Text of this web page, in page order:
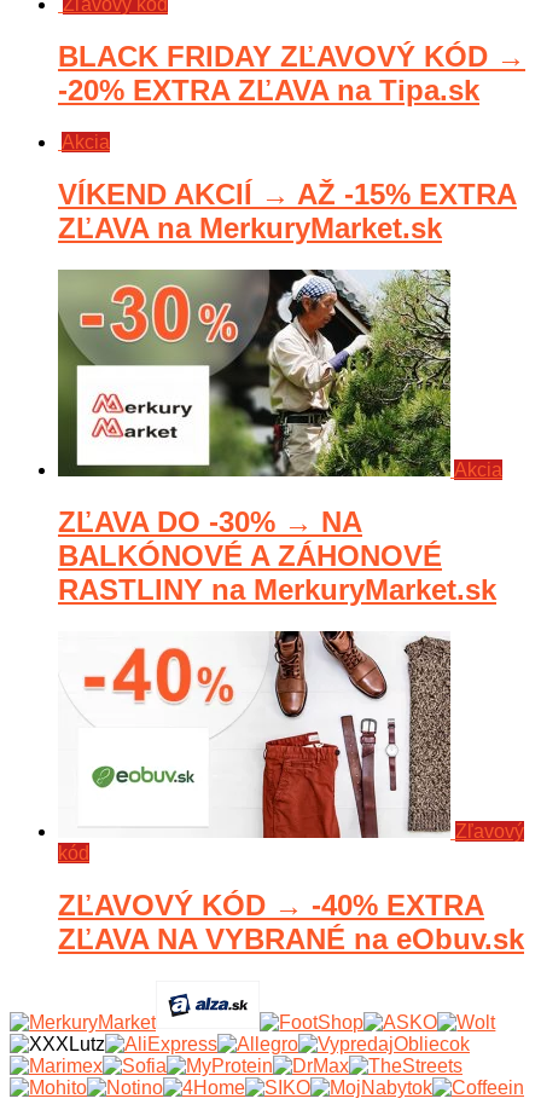
Zľavový kód
BLACK FRIDAY ZĽAVOVÝ KÓD →
-20% EXTRA ZĽAVA na Tipa.sk
Akcia
VÍKEND AKCIÍ → AŽ -15% EXTRA
ZĽAVA na MerkuryMarket.sk
Akcia
ZĽAVA DO -30% → NA
BALKÓNOVÉ A ZÁHONOVÉ
RASTLINY na MerkuryMarket.sk
Zľavový
kód
ZĽAVOVÝ KÓD → -40% EXTRA
ZĽAVA NA VYBRANÉ na eObuv.sk